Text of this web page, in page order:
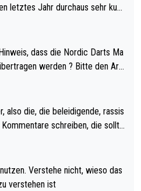
Qualifikation des Weltmei
Dies war bei Archie Self letzt
amtierender Weltmeister durch
dass Mitchel sich das (in Ve
werden ? Bitte den Arti
also die, die beleidigende, rassis
schreiben, die sollte
eins wundert mich: Luke Little
der über Social Media GvV p
schießt öfters mal gegen Ric
Verstehe nicht, wieso das
verstehen ist